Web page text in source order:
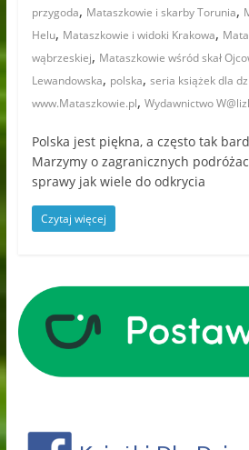
przygoda, Mataszkowie i skarby Torunia,
Helu, Mataszkowie i widoki Krakowa,
wąbrzeskiej, Mataszkowie wśród skał
Lewandowska, polska, seria książek dla
www.Mataszkowie.pl, Wydawnictwo
Polska jest piękna, a często tak
Marzymy o zagranicznych
sprawy jak wiele do odkrycia
Czytaj więcej